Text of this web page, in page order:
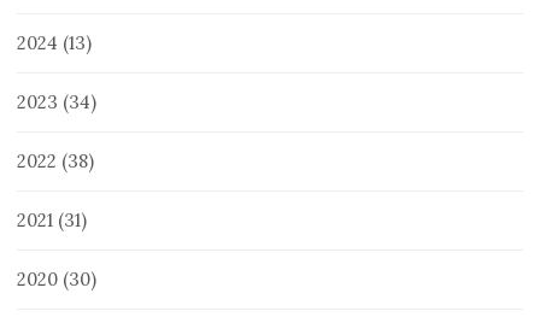
2024 (13)
2023 (34)
2022 (38)
2021 (31)
2020 (30)